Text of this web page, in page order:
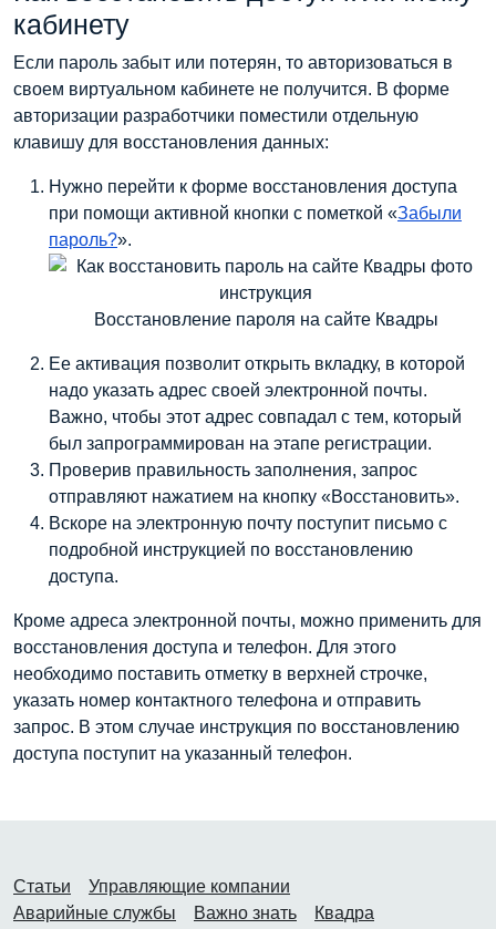
кабинету
Если пароль забыт или потерян, то авторизоваться в
своем виртуальном кабинете не получится. В форме
авторизации разработчики поместили отдельную
клавишу для восстановления данных:
Нужно перейти к форме восстановления доступа
при помощи активной кнопки с пометкой «Забыли
пароль?».
Восстановление пароля на сайте Квадры
Ее активация позволит открыть вкладку, в которой
надо указать адрес своей электронной почты.
Важно, чтобы этот адрес совпадал с тем, который
был запрограммирован на этапе регистрации.
Проверив правильность заполнения, запрос
отправляют нажатием на кнопку «Восстановить».
Вскоре на электронную почту поступит письмо с
подробной инструкцией по восстановлению
доступа.
Кроме адреса электронной почты, можно применить для
восстановления доступа и телефон. Для этого
необходимо поставить отметку в верхней строчке,
указать номер контактного телефона и отправить
запрос. В этом случае инструкция по восстановлению
доступа поступит на указанный телефон.
Статьи
Управляющие компании
Аварийные службы
Важно знать Квадра